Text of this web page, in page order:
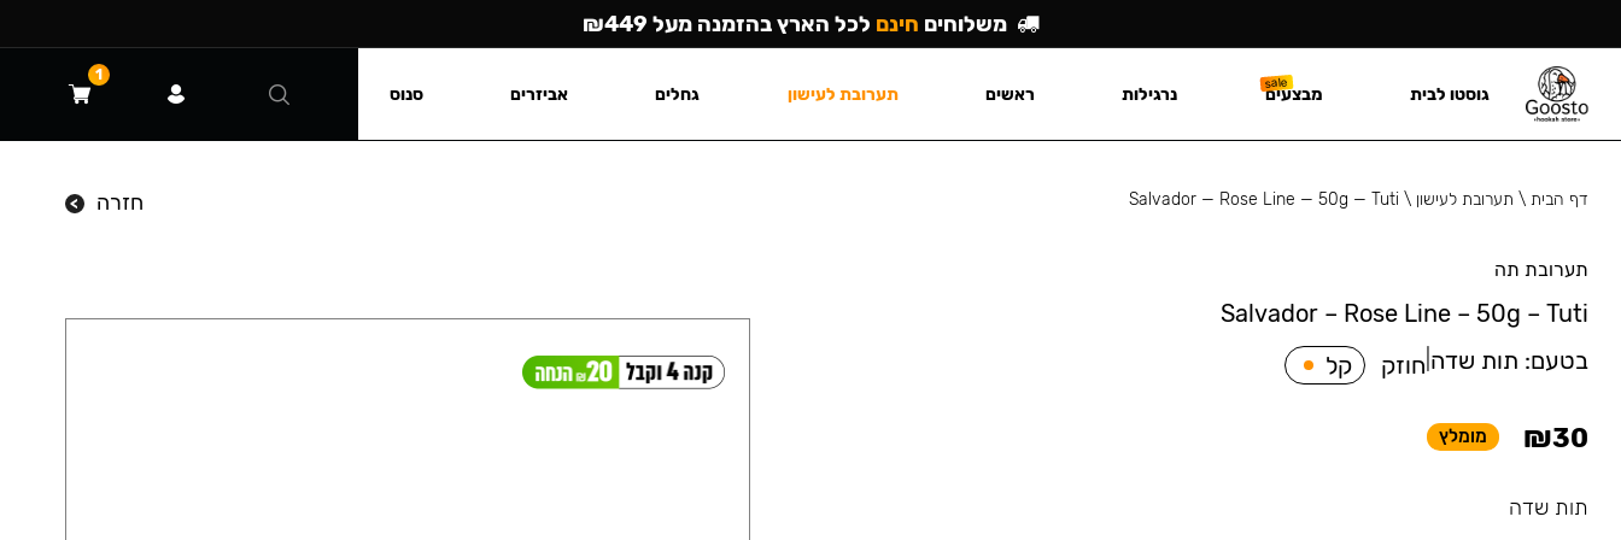
דף הבית\ תערובת לעישון \
Salvador — Rose Line — 50g — Tuti חזרה
תערובת תה
Salvador – Rose Line – 50g – Tuti
בטעם: תות שדה חוזק קל
₪30 מומלץ
תות שדה
משלוחים חינם לכל הארץ בהזמנה מעל ₪449
גוסטו לבית מבצעים נרגילות ראשים תערובת לעישון גחלים אביזרים סנוס
1